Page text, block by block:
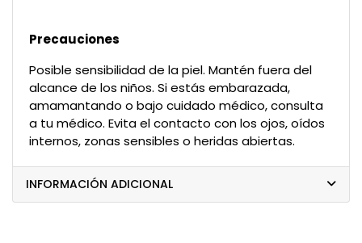
Precauciones
Posible sensibilidad de la piel. Mantén fuera del
alcance de los niños. Si estás embarazada,
amamantando o bajo cuidado médico, consulta
a tu médico. Evita el contacto con los ojos, oídos
internos, zonas sensibles o heridas abiertas.
INFORMACIÓN ADICIONAL